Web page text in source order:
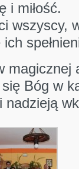
i miłość.
wszyscy,
magicznej
Bóg w
nadzieją